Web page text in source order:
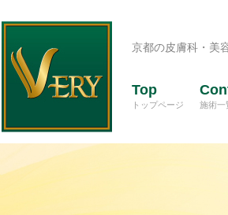
京都の皮膚科・美
Top
トップページ 施術一